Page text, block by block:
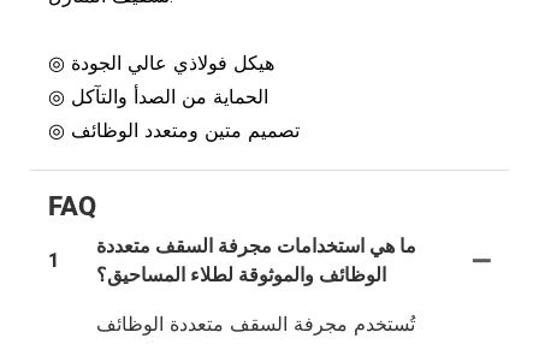
◎ هيكل فولاذي عالي الجودة
◎ الحماية من الصدأ والتآكل
◎ تصميم متين ومتعدد الوظائف
FAQ
1
ما هي استخدامات مجرفة السقف متعددة
الوظائف والموثوقة لطلاء المساحيق؟
تُستخدم مجرفة السقف متعددة الوظائف